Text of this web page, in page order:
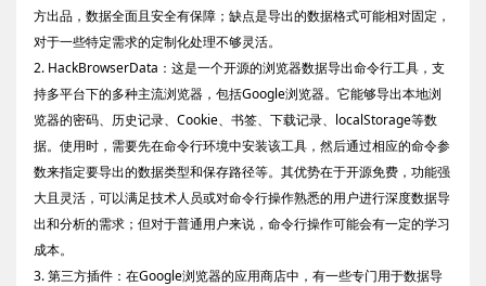
方出品，数据全面且安全有保障；缺点是导出的数据格式可能相对固定，
对于一些特定需求的定制化处理不够灵活。
2. HackBrowserData：这是一个开源的浏览器数据导出命令行工具，支
持多平台下的多种主流浏览器，包括Google浏览器。它能够导出本地浏
览器的密码、历史记录、Cookie、书签、下载记录、localStorage等数
据。使用时，需要先在命令行环境中安装该工具，然后通过相应的命令参
数来指定要导出的数据类型和保存路径等。其优势在于开源免费，功能强
大且灵活，可以满足技术人员或对命令行操作熟悉的用户进行深度数据导
出和分析的需求；但对于普通用户来说，命令行操作可能会有一定的学习
成本。
3. 第三方插件：在Google浏览器的应用商店中，有一些专门用于数据导